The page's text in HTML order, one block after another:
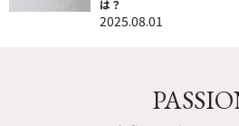
は？
2025.08.01